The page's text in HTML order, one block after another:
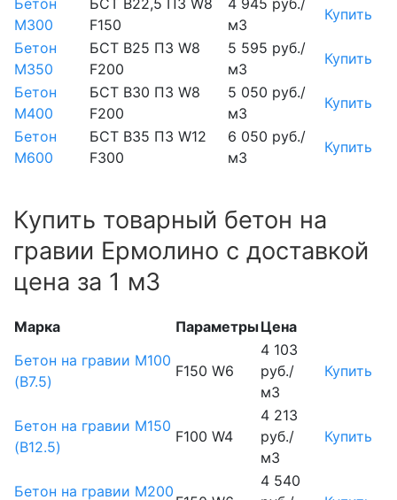
Бетон
М300
БСТ В22,5 П3 W8
F150
4 945 руб./
м3
Купить
Бетон
М350
БСТ В25 П3 W8
F200
5 595 руб./
м3
Купить
Бетон
М400
БСТ В30 П3 W8
F200
5 050 руб./
м3
Купить
Бетон
М600
БСТ В35 П3 W12
F300
6 050 руб./
м3
Купить
Купить товарный бетон на
гравии Ермолино с доставкой
цена за 1 м3
Марка ПараметрыЦена
Бетон на гравии М100
(B7.5)
F150 W6
4 103
руб./
м3
Купить
Бетон на гравии М150
(B12.5)
F100 W4
4 213
руб./
м3
Купить
Бетон на гравии М200
4 540